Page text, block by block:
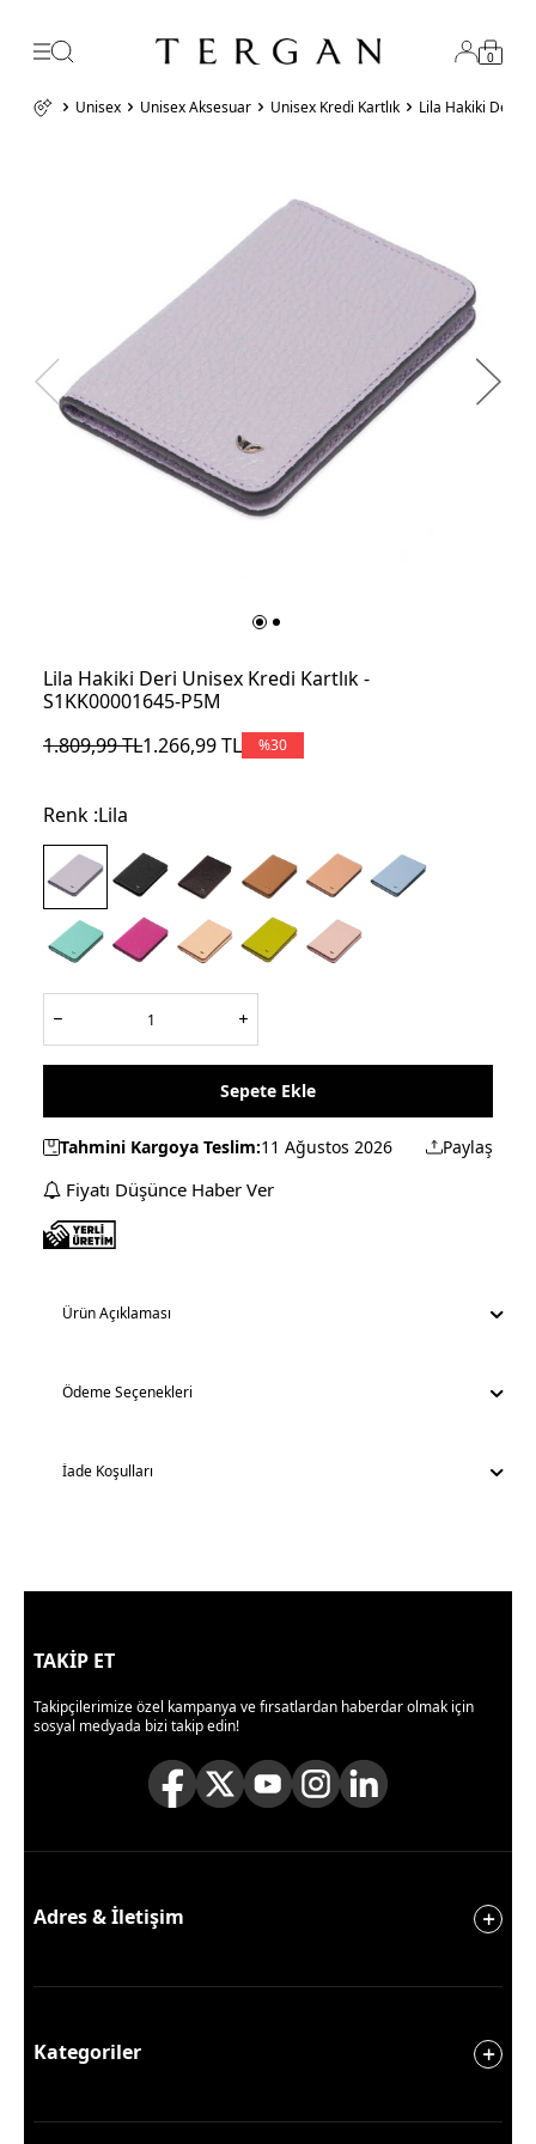
0
Unisex Unisex Aksesuar Unisex Kredi Kartlık Lila Hakiki Deri
Lila Hakiki Deri Unisex Kredi Kartlık -
S1KK00001645-P5M
1.809,99TL1.266,99TL %30
Renk :Lila
Sepete Ekle
Tahmini Kargoya Teslim:11 Ağustos 2026 Paylaş
Fiyatı Düşünce Haber Ver
Ürün Açıklaması
Ödeme Seçenekleri
İade Koşulları
TAKİP ET
Takipçilerimize özel kampanya ve fırsatlardan haberdar olmak için
sosyal medyada bizi takip edin!
Adres & İletişim
Kategoriler